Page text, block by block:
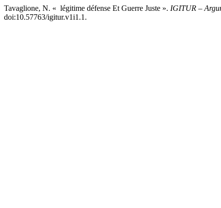
Tavaglione, N. « légitime défense Et Guerre Juste ». IGITUR –
doi:10.57763/igitur.v1i1.1.